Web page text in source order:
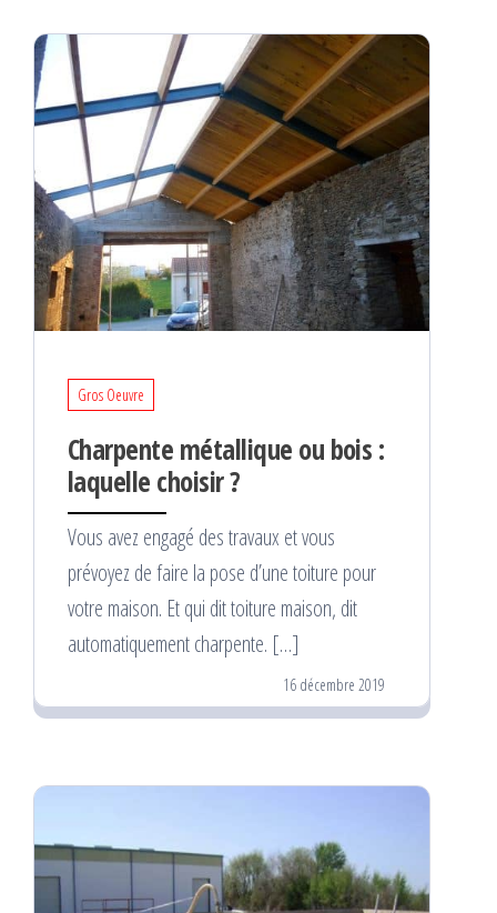
Gros Oeuvre
Charpente métallique ou bois :
laquelle choisir ?
Vous avez engagé des travaux et vous
prévoyez de faire la pose d’une toiture pour
votre maison. Et qui dit toiture maison, dit
automatiquement charpente. […]
16 décembre 2019